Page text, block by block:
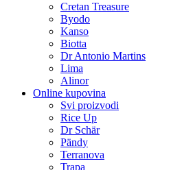
Cretan Treasure
Byodo
Kanso
Biotta
Dr Antonio Martins
Lima
Alinor
Online kupovina
Svi proizvodi
Rice Up
Dr Schär
Pändy
Terranova
Trapa